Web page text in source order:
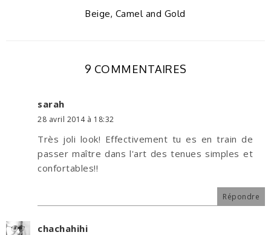
Beige, Camel and Gold
9 COMMENTAIRES
sarah
28 avril 2014 à 18:32
Très joli look! Effectivement tu es en train de
passer maître dans l'art des tenues simples et
confortables!!
Répondre
chachahihi